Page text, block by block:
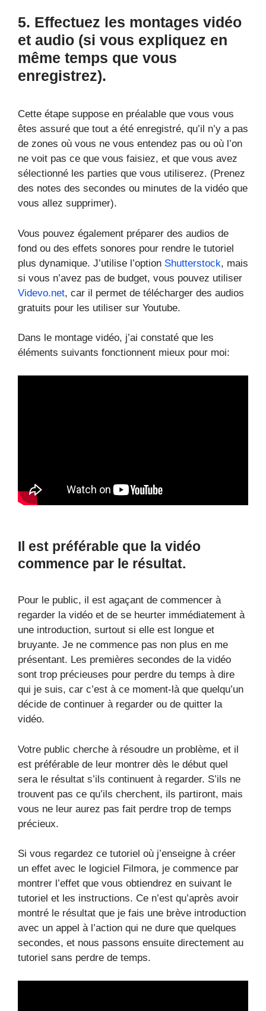
5. Effectuez les montages vidéo
et audio (si vous expliquez en
même temps que vous
enregistrez).
Cette étape suppose en préalable que vous vous
êtes assuré que tout a été enregistré, qu’il n’y a pas
de zones où vous ne vous entendez pas ou où l’on
ne voit pas ce que vous faisiez, et que vous avez
sélectionné les parties que vous utiliserez. (Prenez
des notes des secondes ou minutes de la vidéo que
vous allez supprimer).
Vous pouvez également préparer des audios de
fond ou des effets sonores pour rendre le tutoriel
plus dynamique. J’utilise l’option Shutterstock, mais
si vous n’avez pas de budget, vous pouvez utiliser
Videvo.net, car il permet de télécharger des audios
gratuits pour les utiliser sur Youtube.
Dans le montage vidéo, j’ai constaté que les
éléments suivants fonctionnent mieux pour moi:
Il est préférable que la vidéo
commence par le résultat.
Pour le public, il est agaçant de commencer à
regarder la vidéo et de se heurter immédiatement à
une introduction, surtout si elle est longue et
bruyante. Je ne commence pas non plus en me
présentant. Les premières secondes de la vidéo
sont trop précieuses pour perdre du temps à dire
qui je suis, car c’est à ce moment-là que quelqu’un
décide de continuer à regarder ou de quitter la
vidéo.
Votre public cherche à résoudre un problème, et il
est préférable de leur montrer dès le début quel
sera le résultat s’ils continuent à regarder. S’ils ne
trouvent pas ce qu’ils cherchent, ils partiront, mais
vous ne leur aurez pas fait perdre trop de temps
précieux.
Si vous regardez ce tutoriel où j’enseigne à créer
un effet avec le logiciel Filmora, je commence par
montrer l’effet que vous obtiendrez en suivant le
tutoriel et les instructions. Ce n’est qu’après avoir
montré le résultat que je fais une brève introduction
avec un appel à l’action qui ne dure que quelques
secondes, et nous passons ensuite directement au
tutoriel sans perdre de temps.